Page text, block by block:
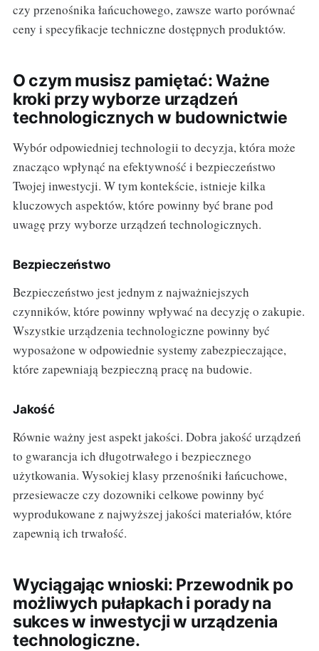
czy przenośnika łańcuchowego, zawsze warto porównać
ceny i specyfikacje techniczne dostępnych produktów.
O czym musisz pamiętać: Ważne
kroki przy wyborze urządzeń
technologicznych w budownictwie
Wybór odpowiedniej technologii to decyzja, która może
znacząco wpłynąć na efektywność i bezpieczeństwo
Twojej inwestycji. W tym kontekście, istnieje kilka
kluczowych aspektów, które powinny być brane pod
uwagę przy wyborze urządzeń technologicznych.
Bezpieczeństwo
Bezpieczeństwo jest jednym z najważniejszych
czynników, które powinny wpływać na decyzję o zakupie.
Wszystkie urządzenia technologiczne powinny być
wyposażone w odpowiednie systemy zabezpieczające,
które zapewniają bezpieczną pracę na budowie.
Jakość
Równie ważny jest aspekt jakości. Dobra jakość urządzeń
to gwarancja ich długotrwałego i bezpiecznego
użytkowania. Wysokiej klasy przenośniki łańcuchowe,
przesiewacze czy dozowniki celkowe powinny być
wyprodukowane z najwyższej jakości materiałów, które
zapewnią ich trwałość.
Wyciągając wnioski: Przewodnik po
możliwych pułapkach i porady na
sukces w inwestycji w urządzenia
technologiczne.